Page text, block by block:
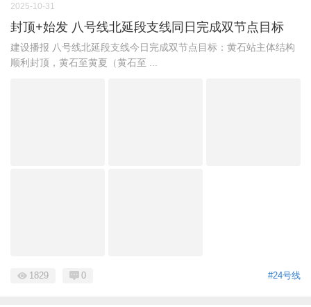
2025-10-31
封顶+始发 八号线北延段支线同日完成双节点目标
建设播报 八号线北延段支线今日完成双节点目标：黄石站主体结构
顺利封顶，黄石至黄夏（黄石至 ...
#24号线
1829 0